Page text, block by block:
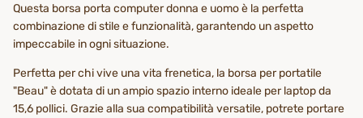
Questa borsa porta computer donna e uomo è la perfetta
combinazione di stile e funzionalità, garantendo un aspetto
impeccabile in ogni situazione.
Perfetta per chi vive una vita frenetica, la borsa per portatile
"Beau" è dotata di un ampio spazio interno ideale per laptop da
15,6 pollici. Grazie alla sua compatibilità versatile, potrete portare